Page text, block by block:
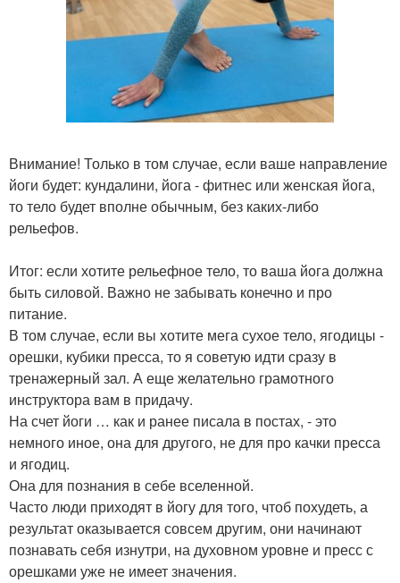
Внимание! Только в том случае, если ваше направление
йоги будет: кундалини, йога - фитнес или женская йога,
то тело будет вполне обычным, без каких-либо
рельефов.
Итог: если хотите рельефное тело, то ваша йога должна
быть силовой. Важно не забывать конечно и про
питание.
В том случае, если вы хотите мега сухое тело, ягодицы -
орешки, кубики пресса, то я советую идти сразу в
тренажерный зал. А еще желательно грамотного
инструктора вам в придачу.
На счет йоги … как и ранее писала в постах, - это
немного иное, она для другого, не для про качки пресса
и ягодиц.
Она для познания в себе вселенной.
Часто люди приходят в йогу для того, чтоб похудеть, а
результат оказывается совсем другим, они начинают
познавать себя изнутри, на духовном уровне и пресс с
орешками уже не имеет значения.